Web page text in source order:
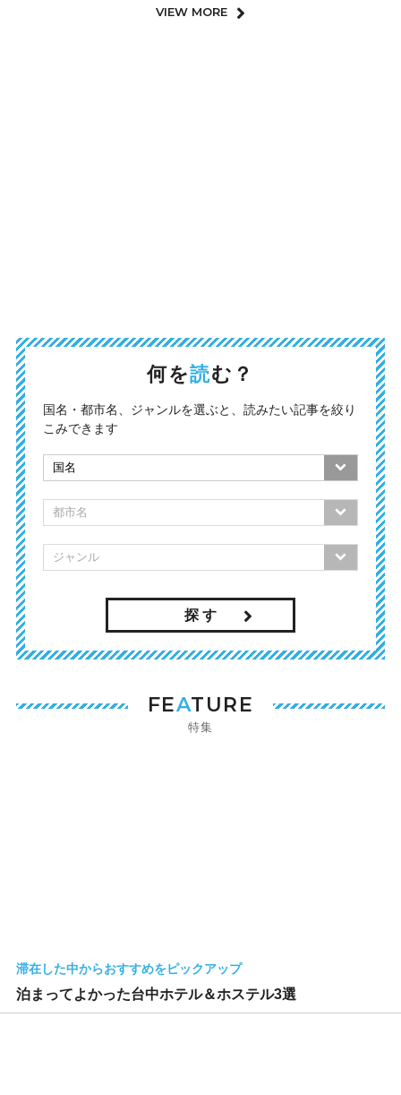
VIEW MORE
何を読む？
国名・都市名、ジャンルを選ぶと、読みたい記事を絞り
こみできます
探 す
FEATURE
特集
滞在した中からおすすめをピックアップ
泊まってよかった台中ホテル＆ホステル3選